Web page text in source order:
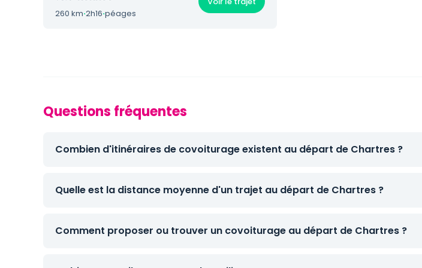
260 km·2h16·péages
Questions fréquentes
Combien d'itinéraires de covoiturage existent au départ de Chartres ?
Quelle est la distance moyenne d'un trajet au départ de Chartres ?
Comment proposer ou trouver un covoiturage au départ de Chartres ?